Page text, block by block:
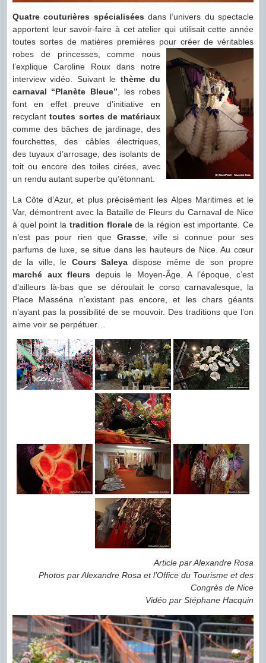
Quatre couturières spécialisées dans l’univers du spectacle
apportent leur savoir-faire à cet atelier qui utilisait cette année
toutes sortes de matières premières pour créer de véritables
robes de princesses, comme nous
l’explique Caroline Roux dans notre
interview vidéo. Suivant le thème du
carnaval “Planète Bleue” , les robes
font en effet preuve d’initiative en
recyclanttoutes sortes de matériaux
comme des bâches de jardinage, des
fourchettes, des câbles électriques,
des tuyaux d’arrosage, des isolants de
toit ou encore des toiles cirées, avec
un rendu autant superbe qu’étonnant.
La Côte d’Azur, et plus précisément les Alpes Maritimes et le
Var, démontrent avec la Bataille de Fleurs du Carnaval de Nice
à quel point la tradition floralede la région est importante. Ce
n’est pas pour rien que Grasse , ville si connue pour ses
parfums de luxe, se situe dans les hauteurs de Nice. Au cœur
de la ville, le Cours Saleya dispose même de son propre
marché aux fleurs depuis le Moyen-Âge. A l’époque, c’est
d’ailleurs là-bas que se déroulait le corso carnavalesque, la
Place Masséna n’existant pas encore, et les chars géants
n’ayant pas la possibilité de se mouvoir. Des traditions que l’on
aime voir se perpétuer…
Article par Alexandre Rosa
Photos par Alexandre Rosa et l’Office du Tourisme et des
Congrès de Nice
Vidéo par Stéphane Hacquin